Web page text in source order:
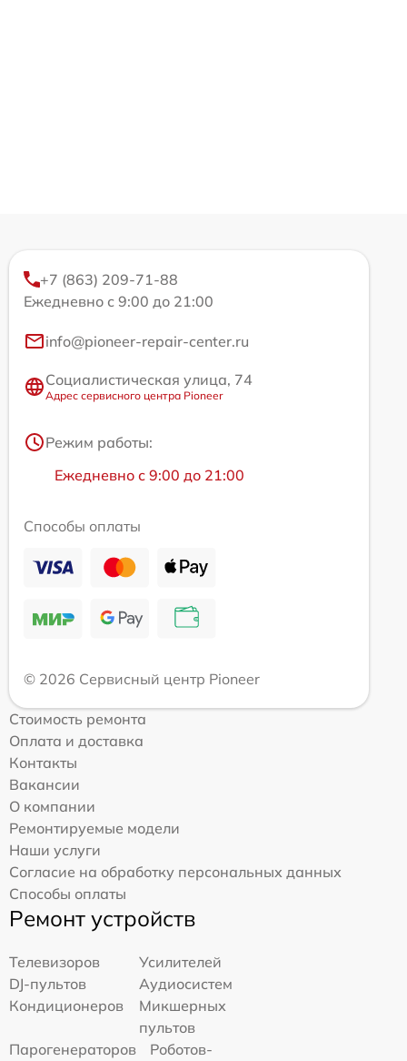
+7 (863) 209-71-88
Ежедневно с 9:00 до 21:00
info@pioneer-repair-center.ru
Социалистическая улица, 74
Адрес сервисного центра Pioneer
Режим работы:
Ежедневно с 9:00 до 21:00
Способы оплаты
© 2026 Сервисный центр Pioneer
Стоимость ремонта
Оплата и доставка
Контакты
Вакансии
О компании
Ремонтируемые модели
Наши услуги
Согласие на обработку персональных данных
Способы оплаты
Ремонт устройств
Телевизоров
Усилителей
DJ-пультов
Аудиосистем
Кондиционеров
Микшерных
пультов
Парогенераторов
Роботов-